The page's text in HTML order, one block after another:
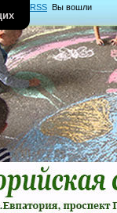
RSS Вы вошли
"